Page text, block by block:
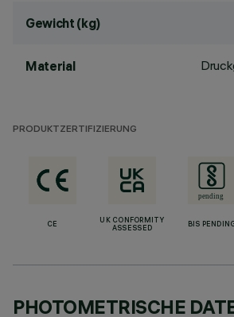
Gewicht (kg)
Material
PRODUKTZERTIFIZIERUNG
CE
UK CONFORMITY
ASSESSED
BIS
PHOTOMETRISCHE